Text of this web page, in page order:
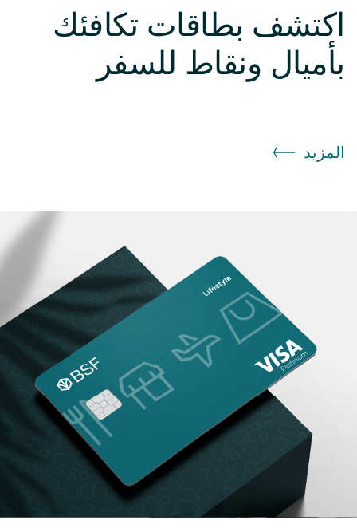
اكتشف بطاقات تكافئك
بأميال ونقاط للسفر
المزيد